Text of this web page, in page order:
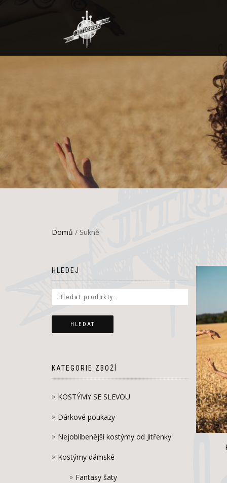
Domů / Sukně
HLEDEJ
HLEDAT
KATEGORIE ZBOŽÍ
KOSTÝMY SE SLEVOU
Dárkové poukazy
Nejoblíbenější kostýmy od Jitřenky
Kostýmy dámské
Fantasy šaty